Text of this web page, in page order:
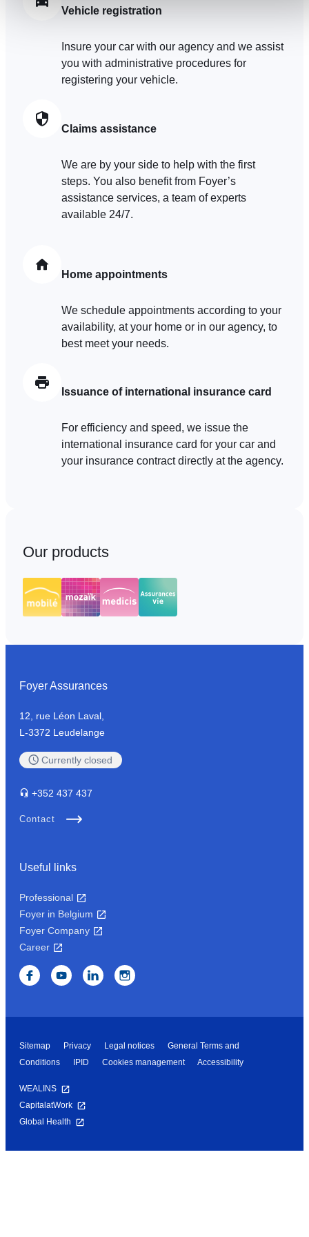
accessibles. D'autres sont utilisés pour :
Mesurer l'audience en suivant le nombre de visiteurs et
comprenant comment vous arrivez sur notre site.
Proposer des offres et services personnalisés et en
sociaux utilisés et vous permettre de visualiser du contenu
Vehicle registration
Insure your car with our agency and we assist
you with administrative procedures for
registering your vehicle.
Claims assistance
We are by your side to help with the first
steps. You also benefit from Foyer’s
assistance services, a team of experts
available 24/7.
Home appointments
We schedule appointments according to your
availability, at your home or in our agency, to
best meet your needs.
Issuance of international insurance card
For efficiency and speed, we issue the
international insurance card for your car and
your insurance contract directly at the agency.
Our products
Foyer Assurances
12, rue Léon Laval,
L-3372 Leudelange
Currently closed
+352 437 437
Contact
Useful links
Professional
Foyer in Belgium
Foyer Company
Career
Sitemap Privacy Legal notices
General Terms and
Conditions
IPID Cookies management Accessibility
WEALINS
CapitalatWork
Global Health